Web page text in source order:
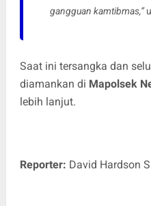
gangguan kamtibmas,”
Saat ini tersangka dan
diamankan di Mapolsek
lebih lanjut.
Reporter: David Hardson S